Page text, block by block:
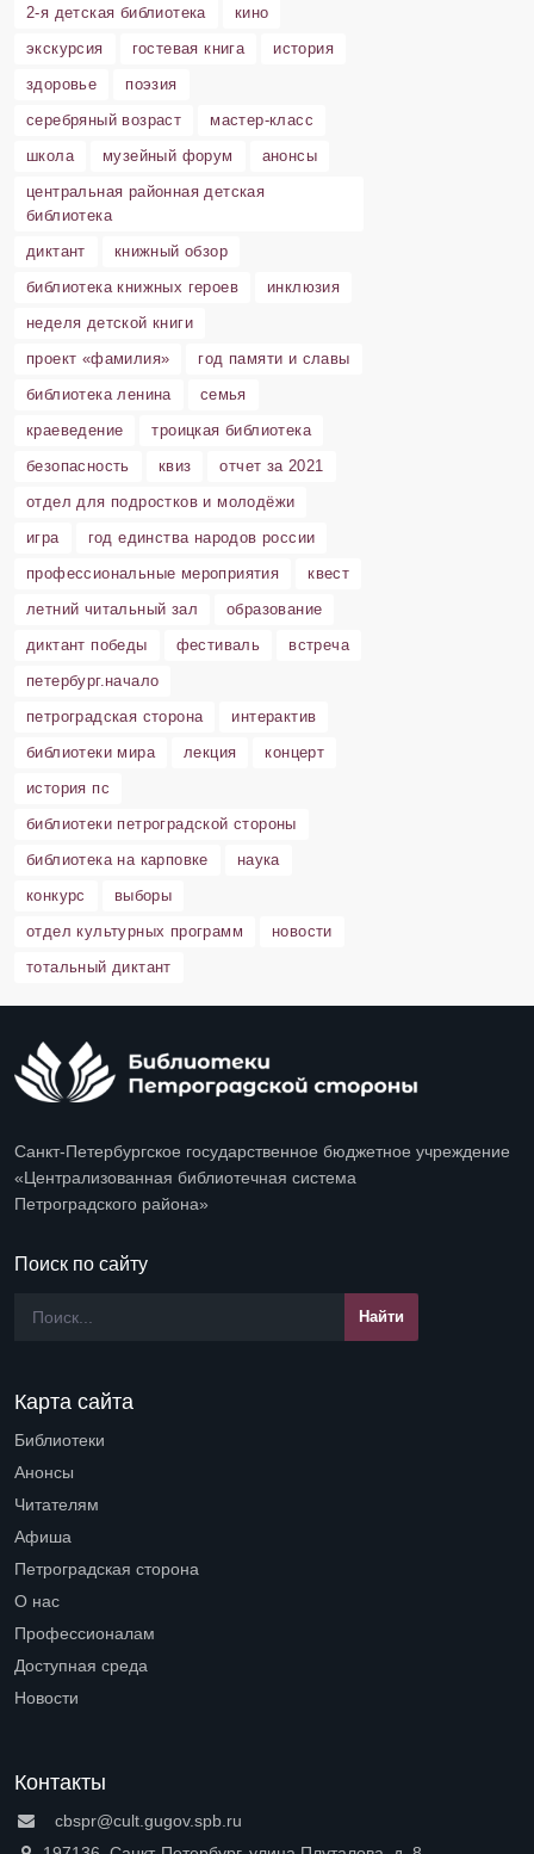
2-я детская библиотека
кино
экскурсия
гостевая книга
история
здоровье
поэзия
серебряный возраст
мастер-класс
школа
музейный форум
анонсы
центральная районная детская
библиотека
диктант
книжный обзор
библиотека книжных героев
инклюзия
неделя детской книги
проект «фамилия»
год памяти и славы
библиотека ленина
семья
краеведение
троицкая библиотека
безопасность
квиз
отчет за 2021
отдел для подростков и молодёжи
игра
год единства народов россии
профессиональные мероприятия
квест
летний читальный зал
образование
диктант победы
фестиваль
встреча
петербург.начало
петроградская сторона
интерактив
библиотеки мира
лекция
концерт
история пс
библиотеки петроградской стороны
библиотека на карповке
наука
конкурс
выборы
отдел культурных программ
новости
тотальный диктант
Санкт-Петербургское государственное бюджетное учреждение
«Централизованная библиотечная система
Петроградского района»
Поиск по сайту
Карта сайта
Библиотеки
Анонсы
Читателям
Афиша
Петроградская сторона
О нас
Профессионалам
Доступная среда
Новости
Контакты
cbspr@cult.gugov.spb.ru